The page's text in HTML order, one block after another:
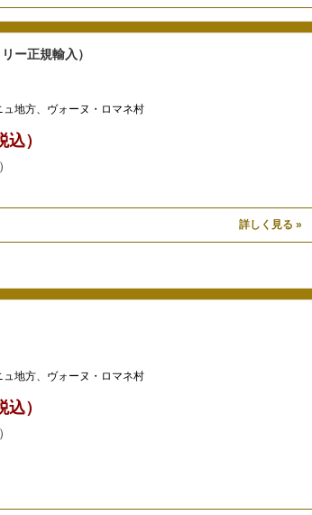
ー正規輸入）
地方、ヴォーヌ・ロマネ村
）
詳しく見る »
地方、ヴォーヌ・ロマネ村
）